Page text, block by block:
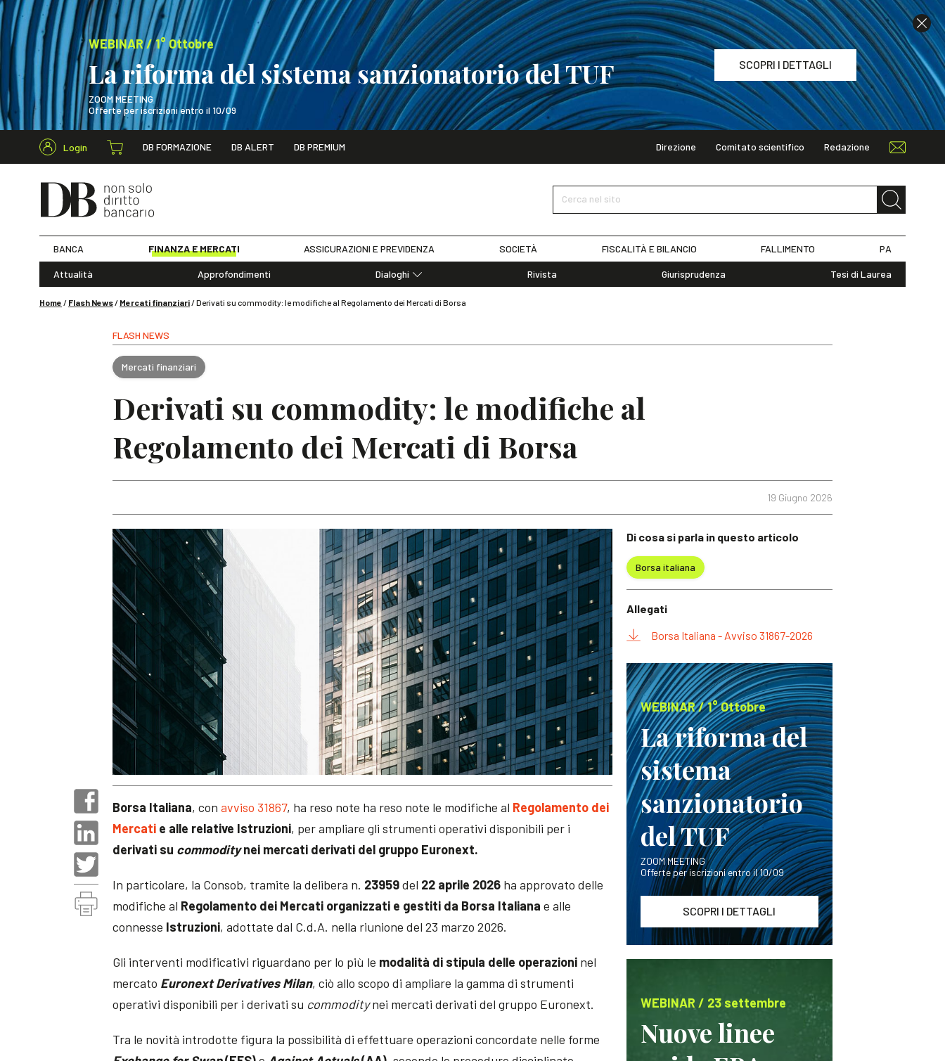
WEBINAR / 1° Ottobre
La riforma del sistema sanzionatorio del TUF
ZOOM MEETING
Offerte per iscrizioni entro il 10/09
SCOPRI I DETTAGLI
WEBINAR / 1° Ottobre
Login DB FORMAZIONE DB ALERT DB PREMIUM Direzione Comitato scientifico Redazione
Cerca nel sito
BANCA FINANZA E MERCATI ASSICURAZIONI E PREVIDENZA SOCIETÀ FISCALITÀ E BILANCIO FALLIMENTO PA
Attualità Approfondimenti
Dialoghi
Rivista Giurisprudenza Tesi di Laurea
Home / Flash News/ Mercati finanziari/Derivati su commodity: le modifiche al Regolamento dei Mercati di Borsa
FLASH NEWS
Mercati finanziari
Derivati su commodity: le modifiche al
Regolamento dei Mercati di Borsa
19 Giugno 2026
Borsa Italiana, conavviso 31867, ha reso note ha reso note le modifiche al Regolamento dei
Mercati e alle relative Istruzioni, per ampliare gli strumenti operativi disponibili per i
derivati su commoditynei mercati derivati del gruppo Euronext.
In particolare, la Consob, tramite la delibera n. 23959del 22 aprile 2026 ha approvato delle
modifiche al Regolamento dei Mercati organizzati e gestiti da Borsa Italiana e alle
connesse Istruzioni, adottate dal C.d.A. nella riunione del 23 marzo 2026.
Gli interventi modificativi riguardano per lo più le modalità di stipula delle operazioni nel
mercato Euronext Derivatives Milan, ciò allo scopo di ampliare la gamma di strumenti
operativi disponibili per i derivati su commoditynei mercati derivati del gruppo Euronext.
Tra le novità introdotte figura la possibilità di effettuare operazioni concordate nelle forme
Di cosa si parla in questo articolo
Borsa italiana
Allegati
Borsa Italiana - Avviso 31867-2026
WEBINAR / 1° Ottobre
La riforma del
sistema
sanzionatorio
del TUF
ZOOM MEETING
Offerte per iscrizioni entro il 10/09
SCOPRI I DETTAGLI
WEBINAR / 23 settembre
Nuove linee